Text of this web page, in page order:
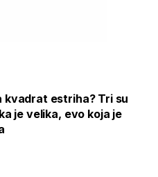
kvadrat estriha? Tri su
je velika, evo koja je